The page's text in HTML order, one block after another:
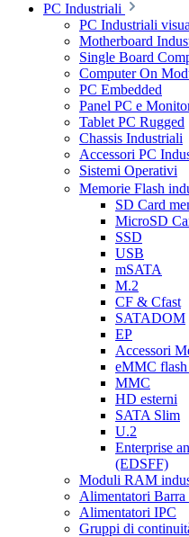
PC Industriali
PC Industriali
Motherboard
Single Board
Computer On
PC Embedded
Panel PC e
Tablet PC Rugged
Chassis Industriali
Accessori PC
Sistemi Operativi
Memorie Flash
SD Card
MicroSD
SSD
USB
mSATA
M.2
CF & Cfast
SATADOM
EP
Accessori
eMMC
MMC
HD esterni
SATA Slim
U.2
Enterprise
(EDSFF)
Moduli RAM
Alimentatori
Alimentatori IPC
Gruppi di